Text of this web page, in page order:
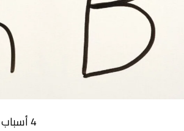
4 أسباب أساسية للفشل!